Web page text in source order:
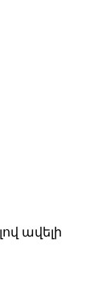
ավելի